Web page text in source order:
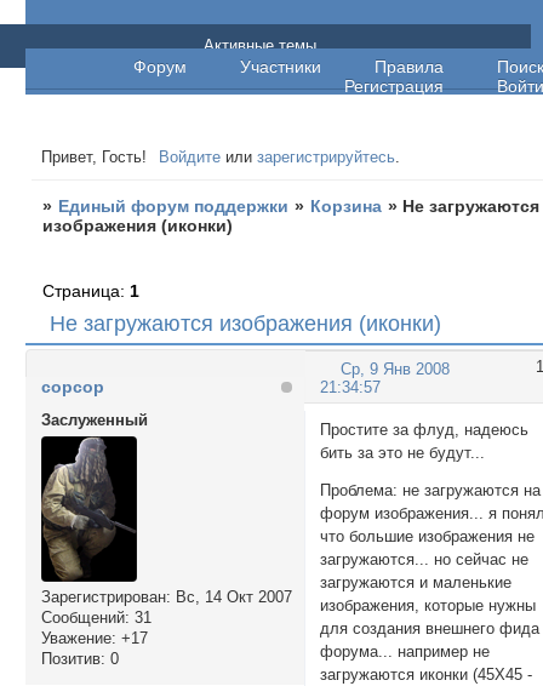
Единый форум поддержки
Форум Участники Правила
Поиск
Регистрация
Войти
Активные темы
Привет, Гость! Войдите илизарегистрируйтесь.
» Единый форум поддержки » Корзина » Не загружаются
изображения (иконки)
Не загружаются изображения (иконки)
Страница: 1
1
Ср, 9 Янв 2008
21:34:57
copcop
Заслуженный
Зарегистрирован: Вс, 14 Окт 2007
Сообщений: 31
Уважение: +17
Позитив: 0
Простите за флуд, надеюсь
бить за это не будут...
Проблема: не загружаются на
форум изображения... я
что большие изображения не
загружаются... но сейчас не
загружаются и маленькие
изображения, которые нужны
для создания внешнего фида
форума... например не
загружаются иконки (45Х45 -